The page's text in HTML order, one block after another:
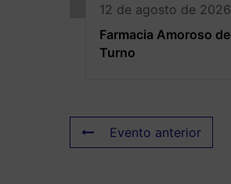
12 de agosto de 2026
Farmacia Amoroso de
Turno
Evento anterior